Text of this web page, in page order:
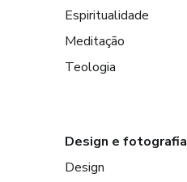
Espiritualidade
Meditação
Teologia
Design e fotografia
Design